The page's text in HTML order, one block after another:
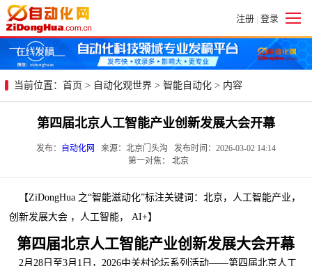
注册 | 登录
当前位置： 首页 > 自动化观世界 > 智能自动化 > 内容
第四届北京人工智能产业创新发展大会开幕
发布： 自动化网
来源：北京门头沟 发布时间：2026-03-02 14:14
第一对焦： 北京
【ZiDongHua 之“智能滋动化”标注关键词：北京，人工智能产业，
创新发展大会 ，人工智能， AI+】
第四届北京人工智能产业创新发展大会开幕
2月28日至3月1日，2026中关村论坛系列活动——第四届北京人工